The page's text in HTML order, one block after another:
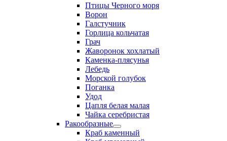
Птицы Черного моря
Ворон
Галстучник
Горлица кольчатая
Грач
Жаворонок хохлатый
Каменка-плясунья
Лебедь
Морской голубок
Поганка
Удод
Цапля белая малая
Чайка серебристая
Ракообразные
Краб каменный